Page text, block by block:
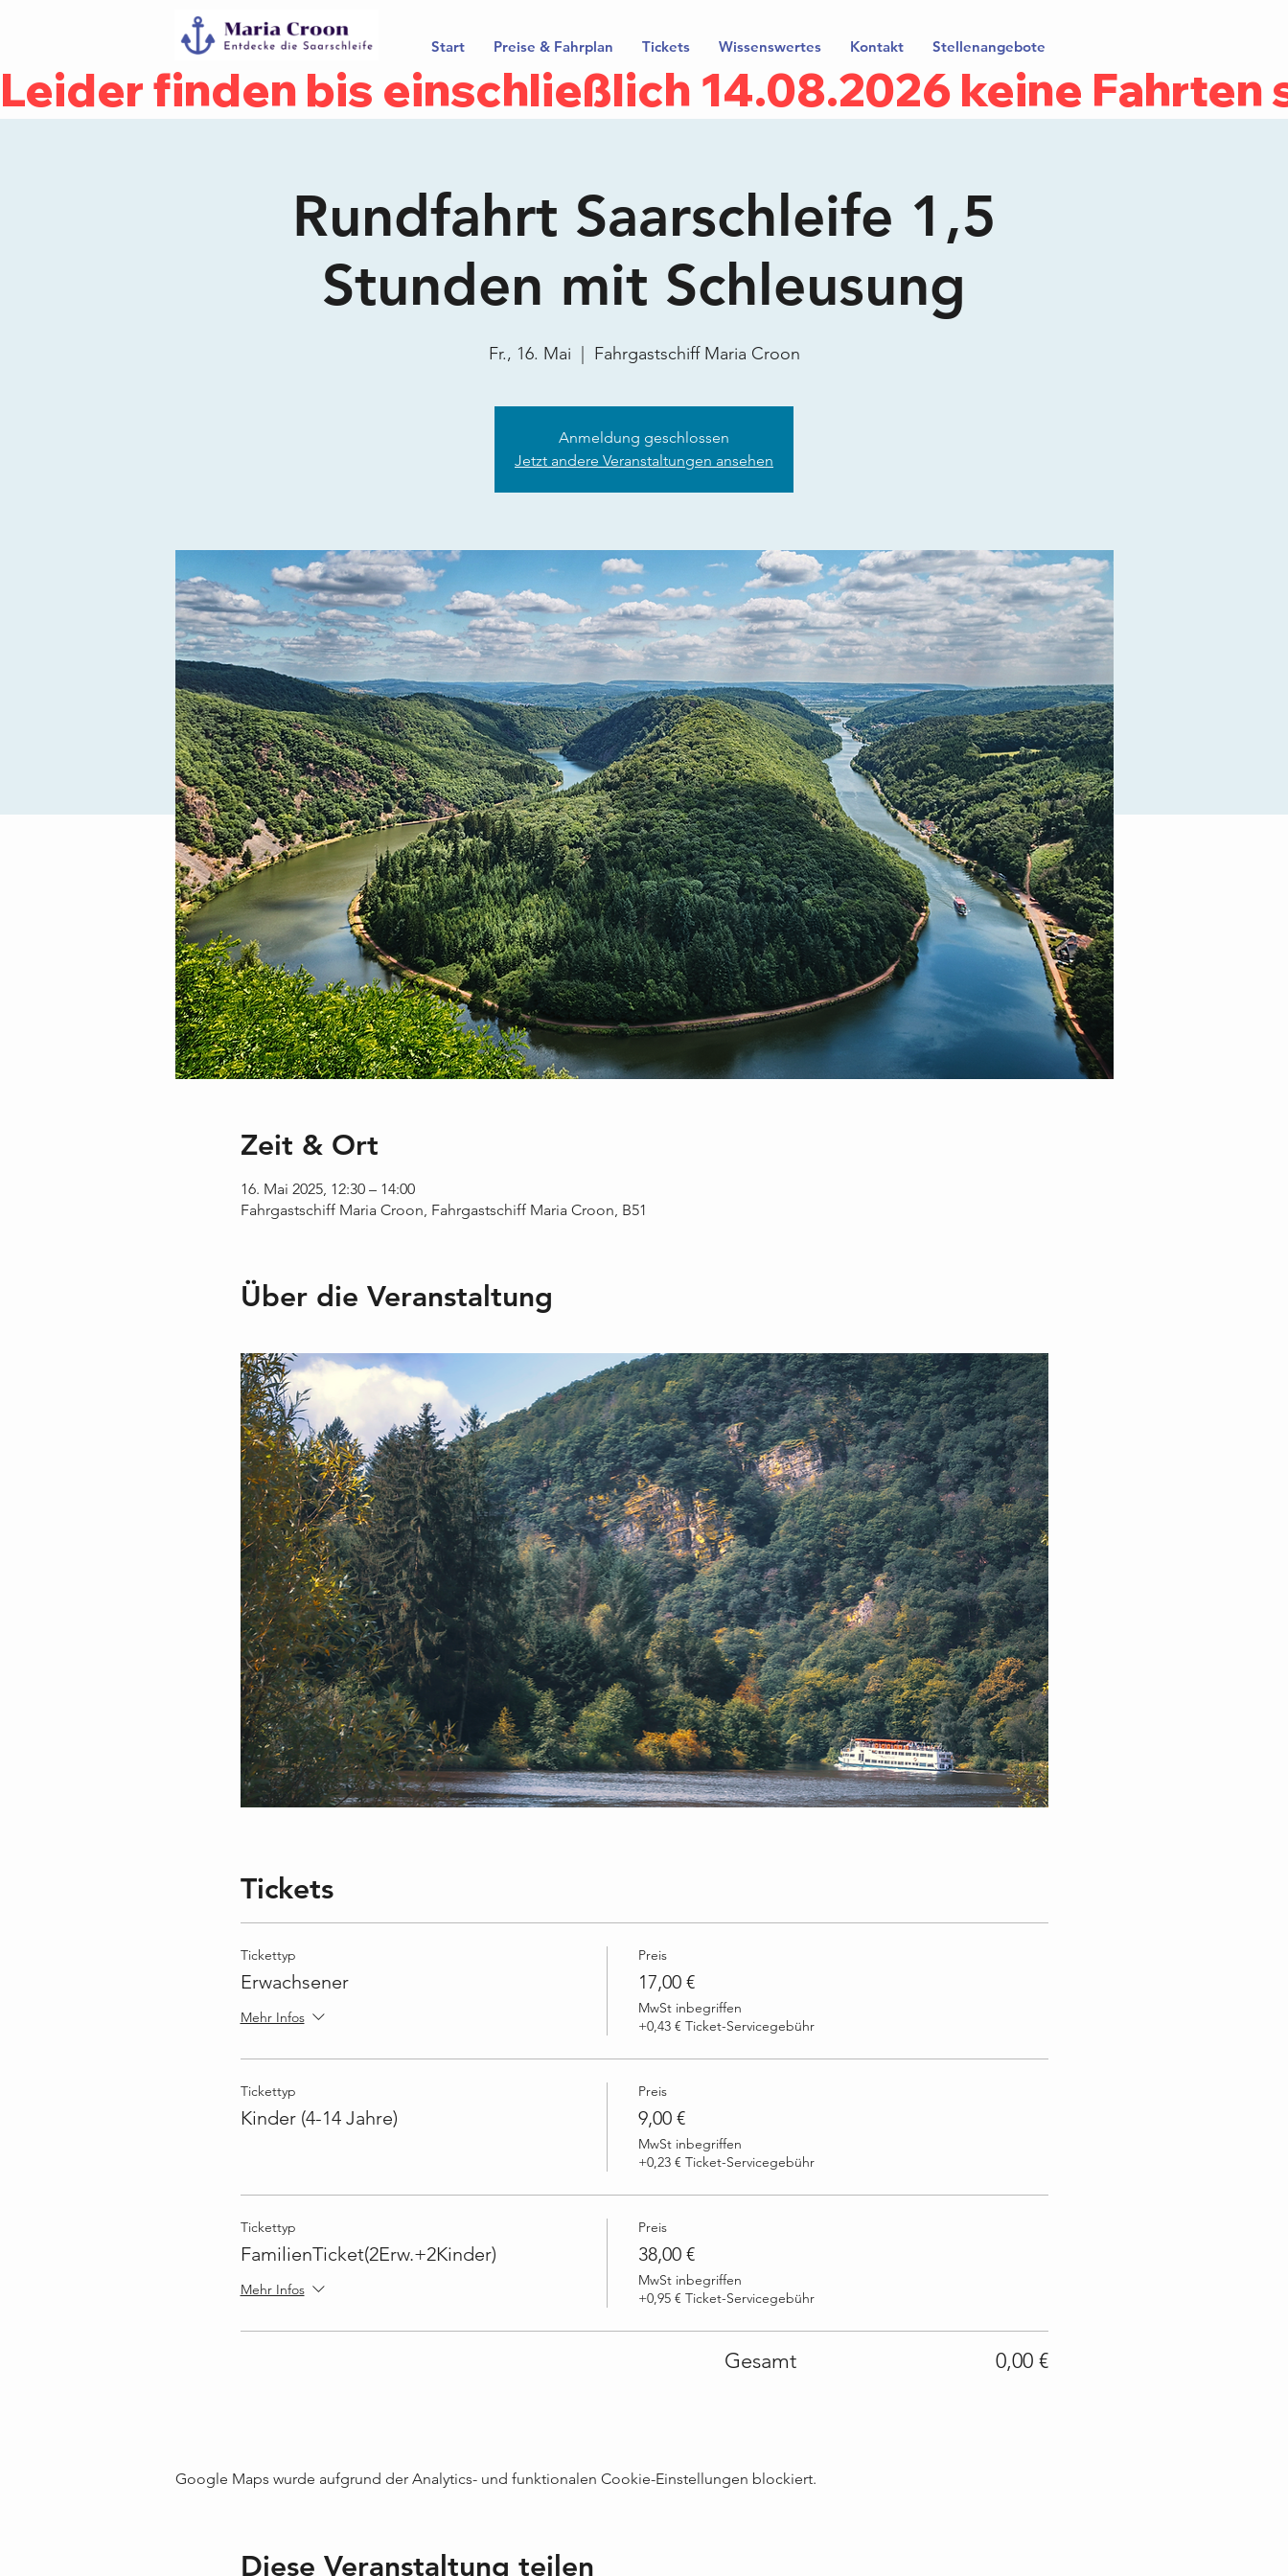
Start Preise & Fahrplan Tickets Wissenswertes Kontakt Stellenangebote
Leider finden bis einschließlich 14.08.2026 keine
Rundfahrt Saarschleife 1,5
Stunden mit Schleusung
Fr., 16. Mai Fahrgastschiff Maria Croon
Anmeldung geschlossen
Jetzt andere Veranstaltungen ansehen
Zeit & Ort
16. Mai 2025, 12:30 – 14:00
Fahrgastschiff Maria Croon, Fahrgastschiff Maria Croon, B51
Über die Veranstaltung
Tickets
Tickettyp
Erwachsener
Mehr Infos
Preis
17,00 €
MwSt inbegriffen
+0,43 € Ticket-Servicegebühr
Tickettyp
Kinder (4-14 Jahre)
Preis
9,00 €
MwSt inbegriffen
+0,23 € Ticket-Servicegebühr
Tickettyp
FamilienTicket(2Erw.+2Kinder)
Mehr Infos
Preis
38,00 €
MwSt inbegriffen
+0,95 € Ticket-Servicegebühr
Gesamt 0,00 €
Google Maps wurde aufgrund der Analytics- und funktionalen Cookie-Einstellungen blockiert.
Diese Veranstaltung teilen